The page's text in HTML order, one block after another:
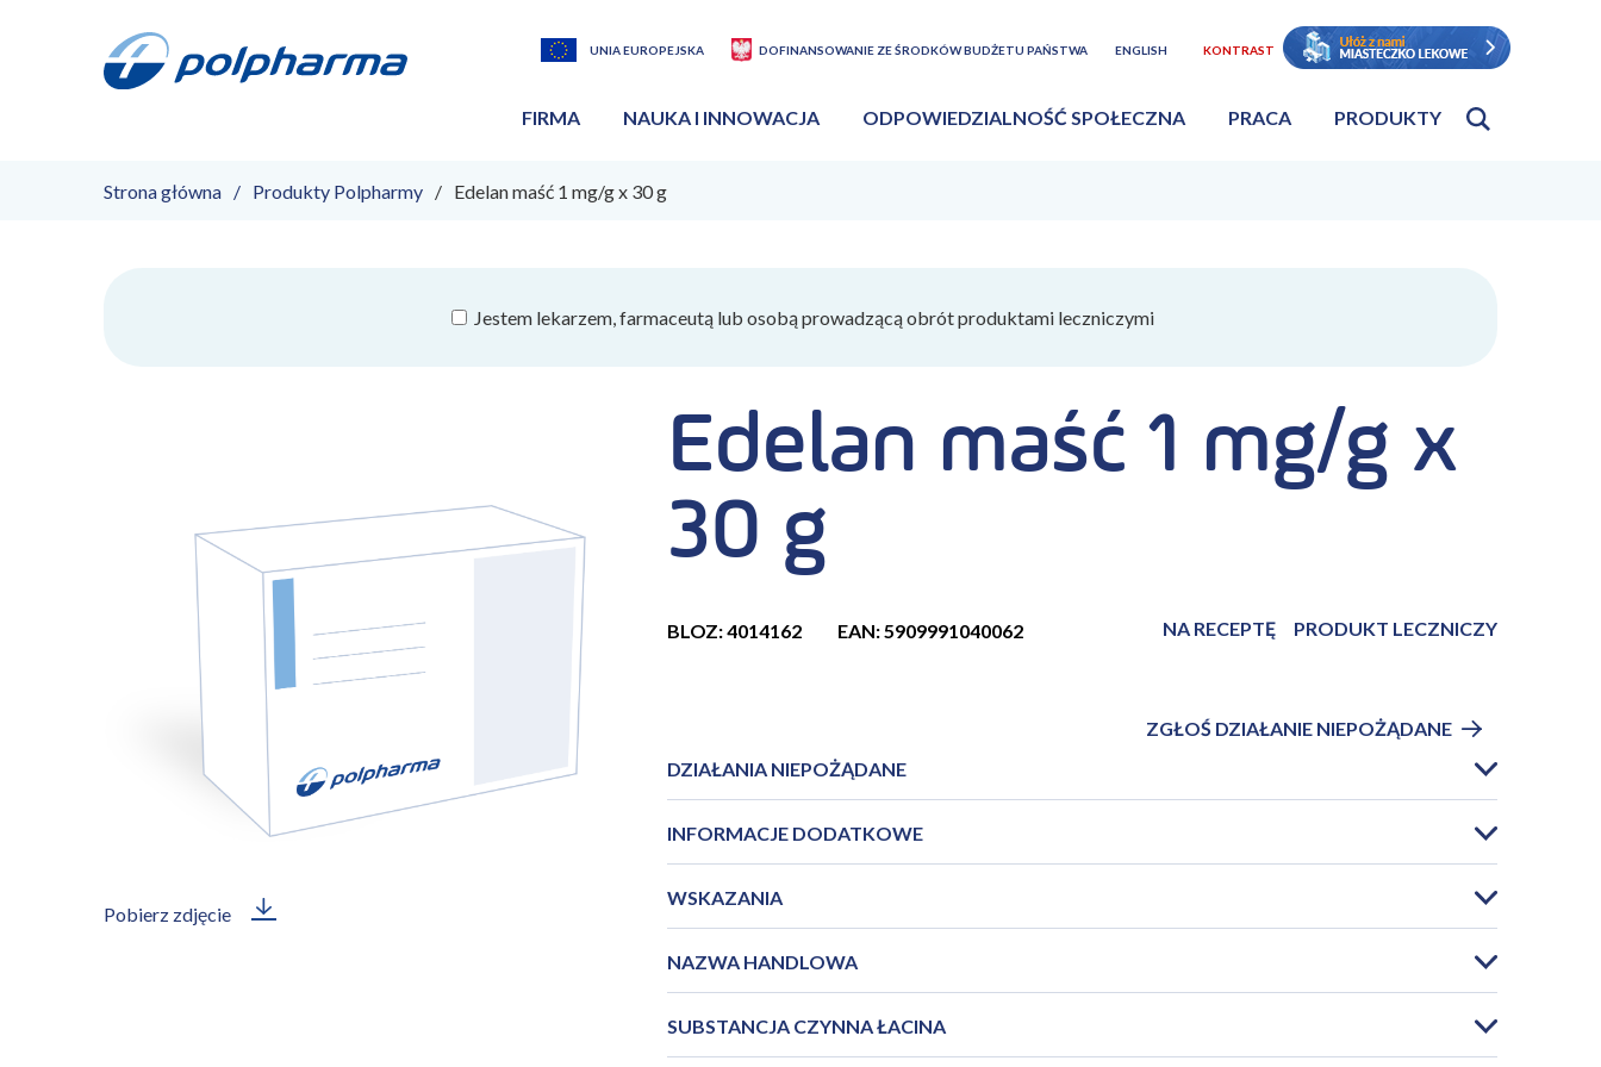
UNIA EUROPEJSKA DOFINANSOWANIE ZE ŚRODKÓW BUDŻETU PAŃSTWA ENGLISH KONTRAST
FIRMA NAUKA I INNOWACJA ODPOWIEDZIALNOŚĆ SPOŁECZNA PRACA PRODUKTY
Strona główna Produkty Polpharmy Edelan maść 1 mg/g x 30 g
Jestem lekarzem, farmaceutą lub osobą prowadzącą obrót produktami leczniczymi
Pobierz zdjęcie
Edelan maść 1 mg/g x
30 g
BLOZ: 4014162 EAN: 5909991040062 NA RECEPTĘ PRODUKT LECZNICZY
ZGŁOŚ DZIAŁANIE NIEPOŻĄDANE
DZIAŁANIA NIEPOŻĄDANE
INFORMACJE DODATKOWE
WSKAZANIA
NAZWA HANDLOWA
SUBSTANCJA CZYNNA ŁACINA